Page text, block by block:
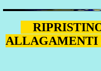
ALLAGAMENTI